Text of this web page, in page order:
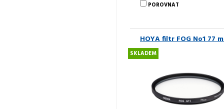
POROVNAT
HOYA filtr FOG No1 77
SKLADEM